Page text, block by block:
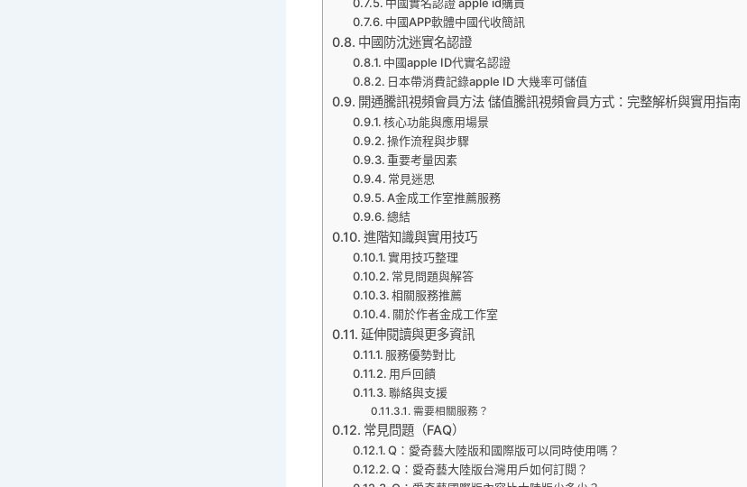
中國APP軟體中國代收簡訊
中國防沈迷實名認證
中國apple ID代實名認證
日本帶消費記錄apple ID 大幾率可儲值
開通騰訊視頻會員方法 儲值騰訊視頻會員方式：完整解析與實用指南
核心功能與應用場景
操作流程與步驟
重要考量因素
常見迷思
A金成工作室推薦服務
總結
進階知識與實用技巧
實用技巧整理
常見問題與解答
相關服務推薦
關於作者金成工作室
延伸閱讀與更多資訊
服務優勢對比
用戶回饋
聯絡與支援
需要相關服務？
常見問題（FAQ）
Q：愛奇藝大陸版和國際版可以同時使用嗎？
Q：愛奇藝大陸版台灣用戶如何訂閱？